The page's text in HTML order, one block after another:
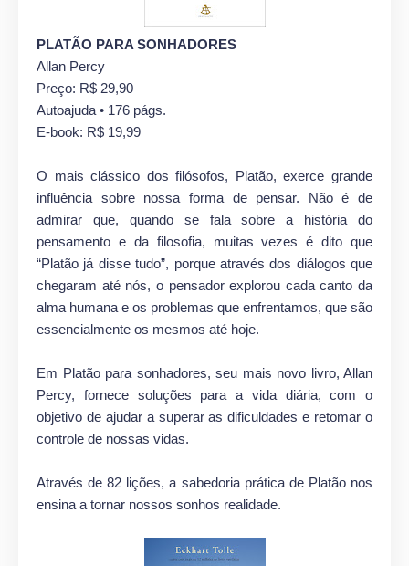
PLATÃO PARA SONHADORES
Allan Percy
Preço: R$ 29,90
Autoajuda • 176 págs.
E-book: R$ 19,99
O mais clássico dos filósofos, Platão, exerce grande
influência sobre nossa forma de pensar. Não é de
admirar que, quando se fala sobre a história do
pensamento e da filosofia, muitas vezes é dito que
“Platão já disse tudo”, porque através dos diálogos que
chegaram até nós, o pensador explorou cada canto da
alma humana e os problemas que enfrentamos, que são
essencialmente os mesmos até hoje.
Em Platão para sonhadores, seu mais novo livro, Allan
Percy, fornece soluções para a vida diária, com o
objetivo de ajudar a superar as dificuldades e retomar o
controle de nossas vidas.
Através de 82 lições, a sabedoria prática de Platão nos
ensina a tornar nossos sonhos realidade.